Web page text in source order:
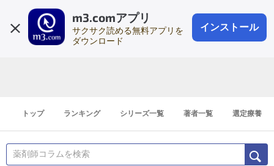
m3.comアプリ
サクサク読める無料アプリを
ダウンロード
インストール
会員登録
登録1分
トップ ランキング シリーズ一覧 著者一覧 選定療養